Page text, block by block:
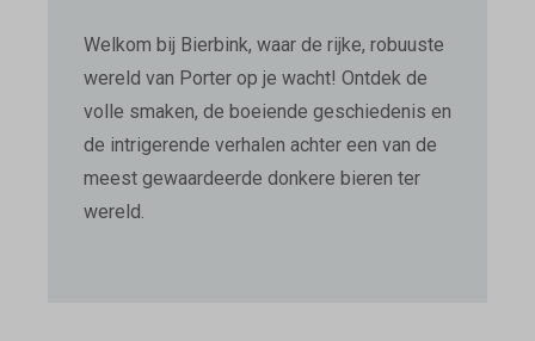
Welkom bij Bierbink, waar de rijke, robuuste
wereld van Porter op je wacht! Ontdek de
volle smaken, de boeiende geschiedenis en
de intrigerende verhalen achter een van de
meest gewaardeerde donkere bieren ter
wereld.